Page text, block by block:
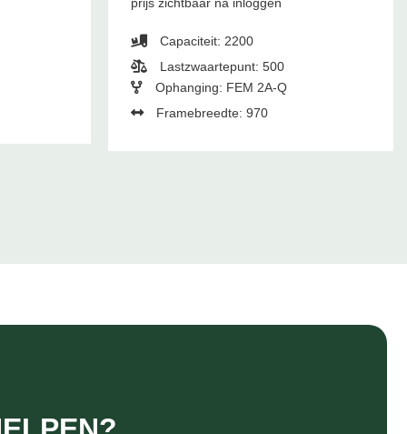
prijs zichtbaar na inloggen
Capaciteit: 2200
Lastzwaartepunt: 500
Ophanging: FEM 2A-Q
Framebreedte: 970